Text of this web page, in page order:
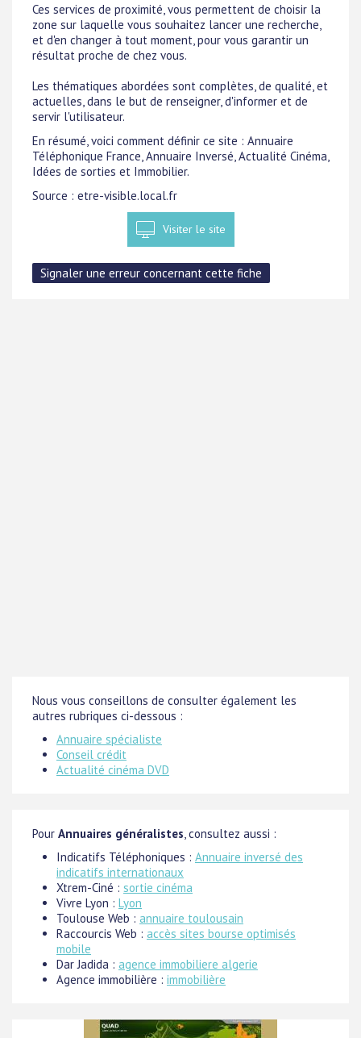
Ces services de proximité, vous permettent de choisir la
zone sur laquelle vous souhaitez lancer une recherche,
et d'en changer à tout moment, pour vous garantir un
résultat proche de chez vous.
Les thématiques abordées sont complètes, de qualité, et
actuelles, dans le but de renseigner, d'informer et de
servir l'utilisateur.
En résumé, voici comment définir ce site : Annuaire
Téléphonique France, Annuaire Inversé, Actualité Cinéma,
Idées de sorties et Immobilier.
Source : etre-visible.local.fr
Visiter le site
Nous vous conseillons de consulter également les
autres rubriques ci-dessous :
Annuaire spécialiste
Conseil crédit
Actualité cinéma DVD
Pour Annuaires généralistes, consultez aussi :
Indicatifs Téléphoniques : Annuaire inversé des
indicatifs internationaux
Xtrem-Ciné : sortie cinéma
Vivre Lyon : Lyon
Toulouse Web : annuaire toulousain
Raccourcis Web : accès sites bourse optimisés
mobile
Dar Jadida : agence immobiliere algerie
Agence immobilière : immobilière